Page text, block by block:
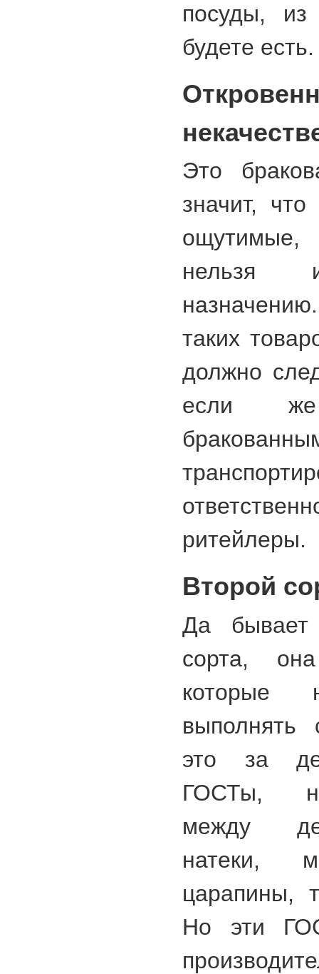
посуды,
будете есть.
Это
значит,
нельзя
таких
должно
если
ритейлеры.
Второй
Да бывает
сорта,
выполнять
это за
ГОСТы,
между
натеки,
царапины,
Но эти